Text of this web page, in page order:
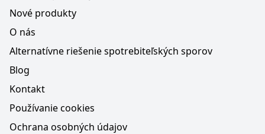
Nové produkty
O nás
Alternatívne riešenie spotrebiteľských sporov
Blog
Kontakt
Používanie cookies
Ochrana osobných údajov